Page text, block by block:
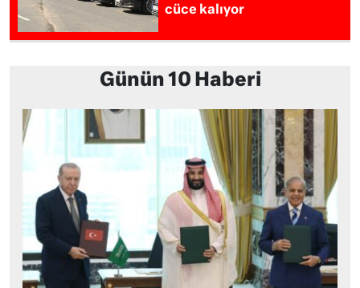
cüce kalıyor
Günün 10 Haberi